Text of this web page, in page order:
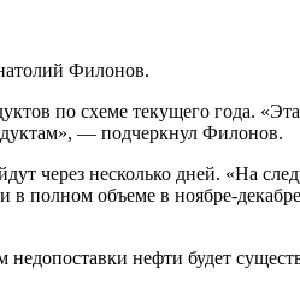
Филонов.
по схеме текущего года. «Эта
— подчеркнул Филонов.
через несколько дней. «На
в полном объеме в ноябре-
нефти будет